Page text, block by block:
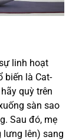
linh hoạt
biến là Cat-
quỳ trên
sàn sao
Sau đó, mẹ
lưng lên) sang